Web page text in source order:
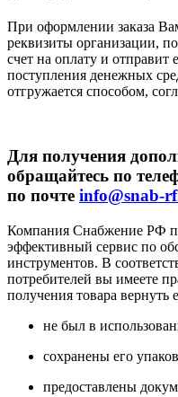
При оформлении заказа
реквизиты организации,
счет на оплату и
поступления денежных
отгружается способом,
Для получения
обращайтесь по
по почте info@snab-
Компания Снабжение РФ
эффективный сервис по
инструментов. В
потребителей вы имеете
получения товара вернуть
не был в
сохранены его
предоставлены